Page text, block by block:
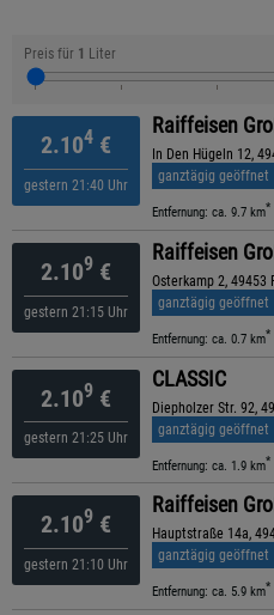
Preis für 1 Liter
2.104 €
gestern 21:40 Uhr
Raiffeisen
In Den Hügeln 12,
ganztägig geöffnet
Entfernung: ca. 9.7 km*
2.109 €
gestern 21:15 Uhr
Raiffeisen
Osterkamp 2, 49453
ganztägig geöffnet
Entfernung: ca. 0.7 km*
2.109 €
gestern 21:25 Uhr
CLASSIC
Diepholzer Str. 92,
ganztägig geöffnet
Entfernung: ca. 1.9 km*
2.109 €
gestern 21:10 Uhr
Raiffeisen
Hauptstraße 14a,
ganztägig geöffnet
Entfernung: ca. 5.9 km*